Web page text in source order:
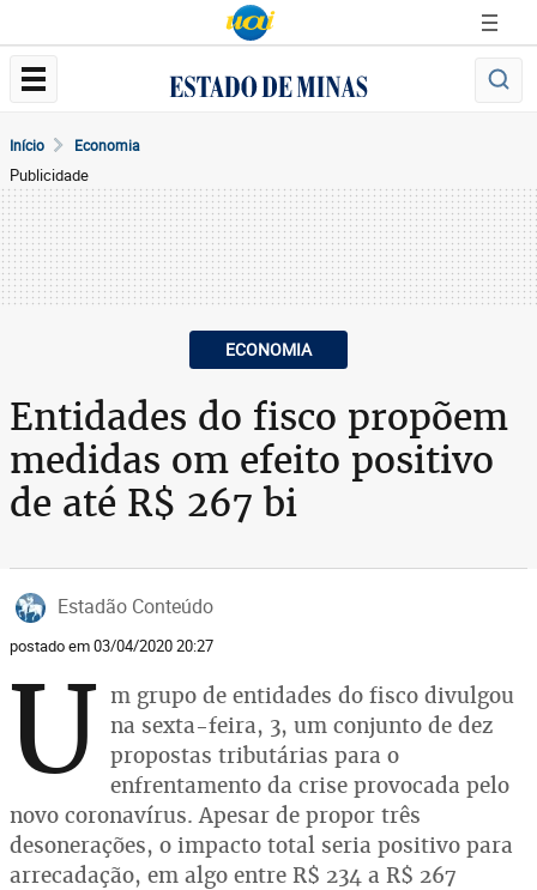
Início Economia
Publicidade
ECONOMIA
Entidades do fisco propõem
medidas om efeito positivo
de até R$ 267 bi
Estadão Conteúdo
postado em 03/04/2020 20:27
U m grupo de entidades do fisco divulgou
na sexta-feira, 3, um conjunto de dez
propostas tributárias para o
enfrentamento da crise provocada pelo
novo coronavírus. Apesar de propor três
desonerações, o impacto total seria positivo para
arrecadação, em algo entre R$ 234 a R$ 267